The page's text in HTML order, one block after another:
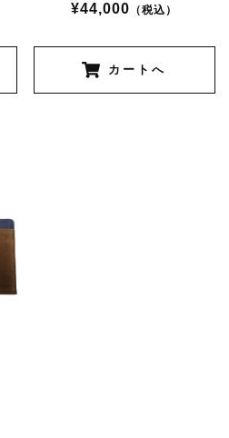
¥44,000 （税込）
カートへ